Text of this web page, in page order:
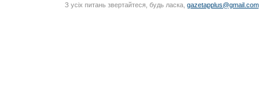
З усіх питань звертайтеся, будь ласка, gazetapplus@gmail.com